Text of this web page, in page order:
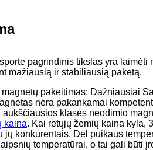
pagrindinis tikslas yra
mažiausią ir stabiliausią paketą.
pakeitimas: Dažniausiai
nėra pakankamai
klasės neodimio
kaina. Kai retųjų žemių kaina kyla,
jų konkurentais. Dėl puikaus
temperatūrai, o tai gali būti